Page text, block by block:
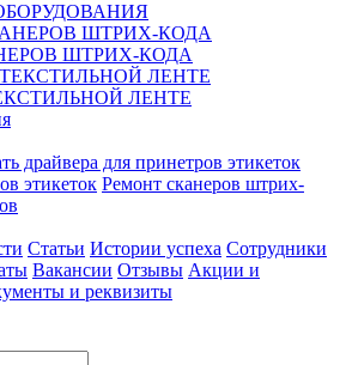
ШТРИХ-КОДА
ЛЕНТЕ
драйвера для принетров этикеток
этикеток Ремонт сканеров штрих-
Статьи Истории успеха Сотрудники
Вакансии Отзывы Акции и
и реквизиты